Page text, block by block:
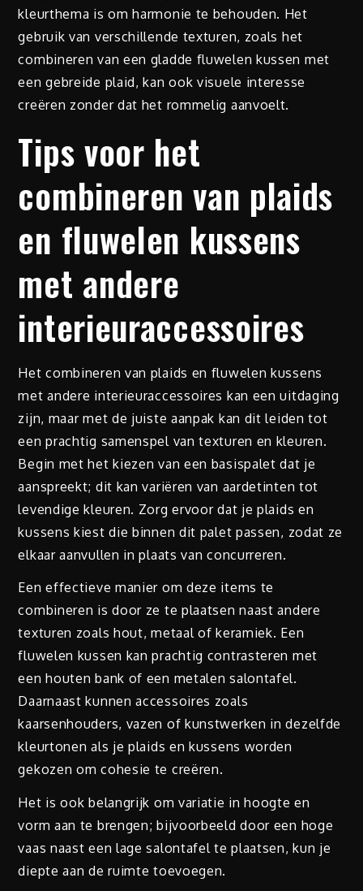
kleurthema is om harmonie te behouden. Het
gebruik van verschillende texturen, zoals het
combineren van een gladde fluwelen kussen met
een gebreide plaid, kan ook visuele interesse
creëren zonder dat het rommelig aanvoelt.
Tips voor het
combineren van plaids
en fluwelen kussens
met andere
interieuraccessoires
Het combineren van plaids en fluwelen kussens
met andere interieuraccessoires kan een uitdaging
zijn, maar met de juiste aanpak kan dit leiden tot
een prachtig samenspel van texturen en kleuren.
Begin met het kiezen van een basispalet dat je
aanspreekt; dit kan variëren van aardetinten tot
levendige kleuren. Zorg ervoor dat je plaids en
kussens kiest die binnen dit palet passen, zodat ze
elkaar aanvullen in plaats van concurreren.
Een effectieve manier om deze items te
combineren is door ze te plaatsen naast andere
texturen zoals hout, metaal of keramiek. Een
fluwelen kussen kan prachtig contrasteren met
een houten bank of een metalen salontafel.
Daarnaast kunnen accessoires zoals
kaarsenhouders, vazen of kunstwerken in dezelfde
kleurtonen als je plaids en kussens worden
gekozen om cohesie te creëren.
Het is ook belangrijk om variatie in hoogte en
vorm aan te brengen; bijvoorbeeld door een hoge
vaas naast een lage salontafel te plaatsen, kun je
diepte aan de ruimte toevoegen.